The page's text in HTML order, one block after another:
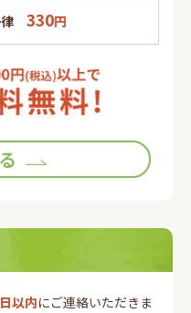
律 330円
以内にご連絡いただきま